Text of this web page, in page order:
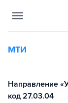
МТИ
Направление
код 27.03.04